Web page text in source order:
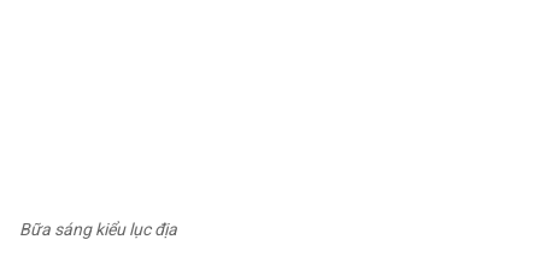
Bữa sáng kiểu lục địa